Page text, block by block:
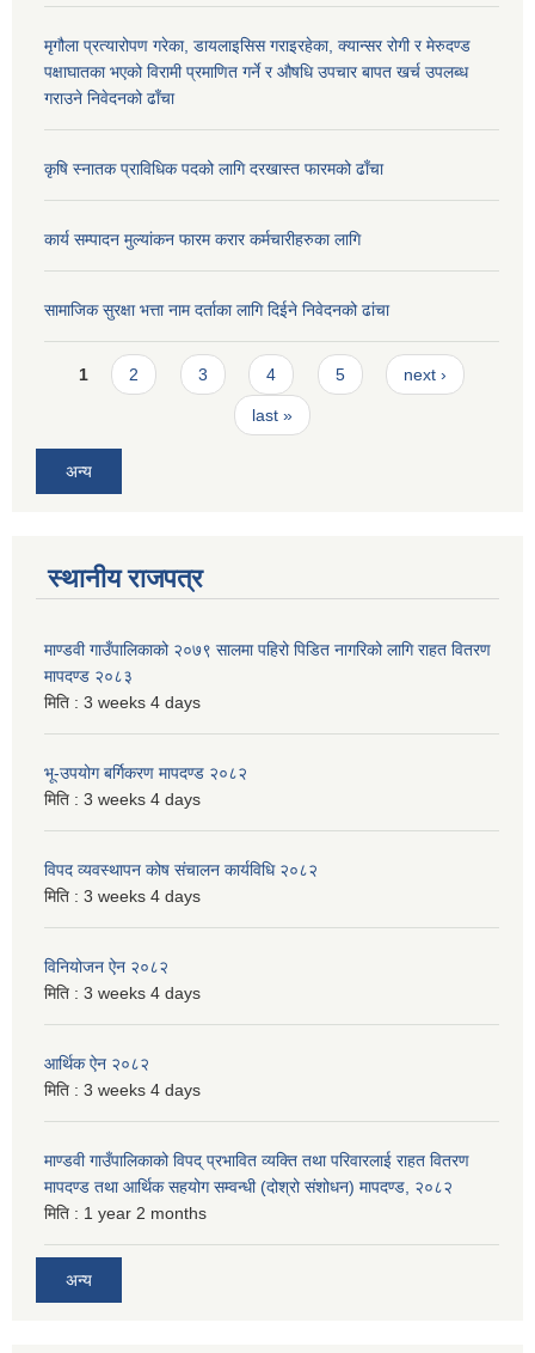
मृगौला प्रत्यारोपण गरेका, डायलाइसिस गराइरहेका, क्यान्सर रोगी र मेरुदण्ड
पक्षाघातका भएको विरामी प्रमाणित गर्ने र औषधि उपचार बापत खर्च उपलब्ध
गराउने निवेदनको ढाँचा
कृषि स्नातक प्राविधिक पदको लागि दरखास्त फारमको ढाँचा
कार्य सम्पादन मुल्यांकन फारम करार कर्मचारीहरुका लागि
सामाजिक सुरक्षा भत्ता नाम दर्ताका लागि दिईने निवेदनको ढांचा
Pages
1 2 3 4 5 next ›
last »
अन्य
स्थानीय राजपत्र
माण्डवी गाउँपालिकाको २०७९ सालमा पहिरो पिडित नागरिको लागि राहत वितरण
मापदण्ड २०८३
मिति : 3 weeks 4 days
भू-उपयोग बर्गिकरण मापदण्ड २०८२
मिति : 3 weeks 4 days
विपद व्यवस्थापन कोष संचालन कार्यविधि २०८२
मिति : 3 weeks 4 days
विनियोजन ऐन २०८२
मिति : 3 weeks 4 days
आर्थिक ऐन २०८२
मिति : 3 weeks 4 days
माण्डवी गाउँपालिकाको विपद् प्रभावित व्यक्ति तथा परिवारलाई राहत वितरण
मापदण्ड तथा आर्थिक सहयोग सम्वन्धी (दोश्रो संशोधन) मापदण्ड, २०८२
मिति : 1 year 2 months
अन्य